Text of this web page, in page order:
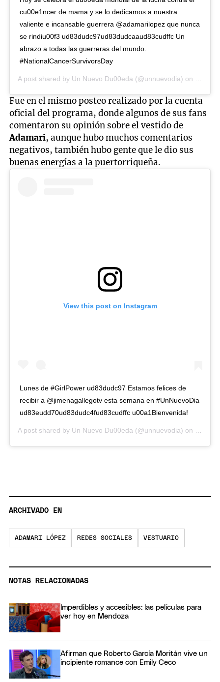
cu00e1ncer de mama y se lo dedicamos a nuestra
valiente e incansable guerrera @adamarilopez que nunca
se rindiu00f3 ud83dudc97ud83dudcaaud83cudffc Un
abrazo a todas las guerreras del mundo.
#NationalCancerSurvivorsDay
A post shared by Un Nuevo Du00eda (@unnuevodia) on
Fue en el mismo posteo realizado por la cuenta
oficial del programa, donde algunos de sus fans
comentaron su opinión sobre el vestido de
Adamari, aunque hubo muchos comentarios
negativos, también hubo gente que le dio sus
buenas energías a la puertorriqueña.
View this post on Instagram
Lunes de #GirlPower ud83dudc97 Estamos felices de
recibir a @jimenagallegotv esta semana en #UnNuevoDia
ud83eudd70ud83dudc4fud83cudffc u00a1Bienvenida!
A post shared by Un Nuevo Du00eda (@unnuevodia) on Oct 19,
ARCHIVADO EN
ADAMARI LÓPEZ REDES SOCIALES VESTUARIO
NOTAS RELACIONADAS
Imperdibles y accesibles: las películas para
ver hoy en Mendoza
Afirman que Roberto García Moritán vive un
incipiente romance con Emily Ceco